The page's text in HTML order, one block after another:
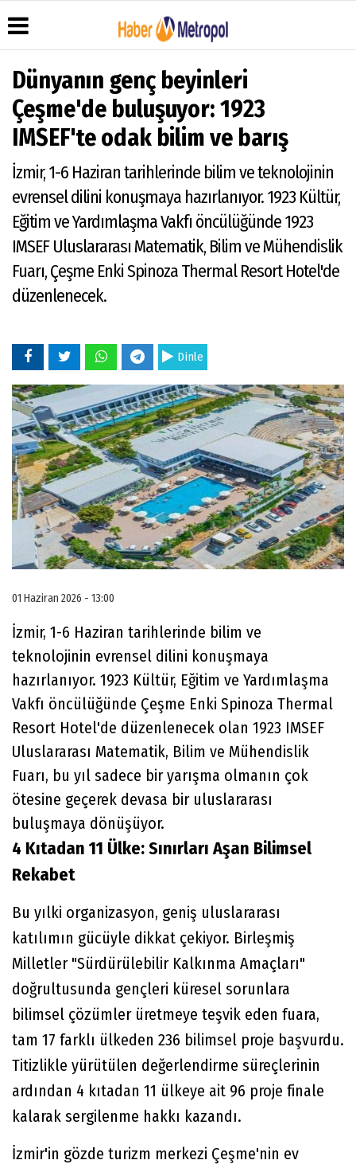
Üye Paneli
Arşivi
Gazete
Arşivi
Hava
Durumu
Anketler
Köşe
Yazarları
Video
Galeri
Foto
Galeri
Künye
İletişim
Çerez
Politikası
İlkeleri
Dünyanın genç beyinleri
Çeşme'de buluşuyor: 1923
IMSEF'te odak bilim ve barış
İzmir, 1-6 Haziran tarihlerinde bilim ve teknolojinin
evrensel dilini konuşmaya hazırlanıyor. 1923 Kültür,
Eğitim ve Yardımlaşma Vakfı öncülüğünde 1923
IMSEF Uluslararası Matematik, Bilim ve Mühendislik
Fuarı, Çeşme Enki Spinoza Thermal Resort Hotel'de
düzenlenecek.
Dinle
01 Haziran 2026 - 13:00
İzmir, 1-6 Haziran tarihlerinde bilim ve
teknolojinin evrensel dilini konuşmaya
hazırlanıyor. 1923 Kültür, Eğitim ve Yardımlaşma
Vakfı öncülüğünde Çeşme Enki Spinoza Thermal
Resort Hotel'de düzenlenecek olan 1923 IMSEF
Uluslararası Matematik, Bilim ve Mühendislik
Fuarı, bu yıl sadece bir yarışma olmanın çok
ötesine geçerek devasa bir uluslararası
buluşmaya dönüşüyor.
4 Kıtadan 11 Ülke: Sınırları Aşan Bilimsel
Rekabet
Bu yılki organizasyon, geniş uluslararası
katılımın gücüyle dikkat çekiyor. Birleşmiş
Milletler "Sürdürülebilir Kalkınma Amaçları"
doğrultusunda gençleri küresel sorunlara
bilimsel çözümler üretmeye teşvik eden fuara,
tam 17 farklı ülkeden 236 bilimsel proje başvurdu.
Titizlikle yürütülen değerlendirme süreçlerinin
ardından 4 kıtadan 11 ülkeye ait 96 proje finale
kalarak sergilenme hakkı kazandı.
İzmir'in gözde turizm merkezi Çeşme'nin ev